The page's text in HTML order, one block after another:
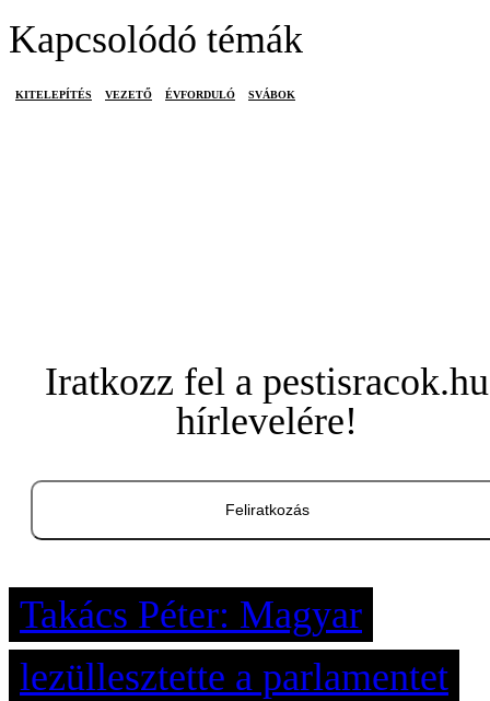
Kapcsolódó témák
KITELEPÍTÉS VEZETŐ ÉVFORDULÓ SVÁBOK
Iratkozz fel a pestisracok.hu
hírlevelére!
Feliratkozás
Takács Péter: Magyar
lezüllesztette a parlamentet